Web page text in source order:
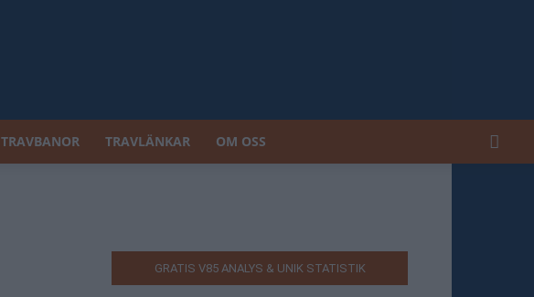
TRAVBANOR TRAVLÄNKAR OM OSS
GRATIS V85 ANALYS & UNIK STATISTIK